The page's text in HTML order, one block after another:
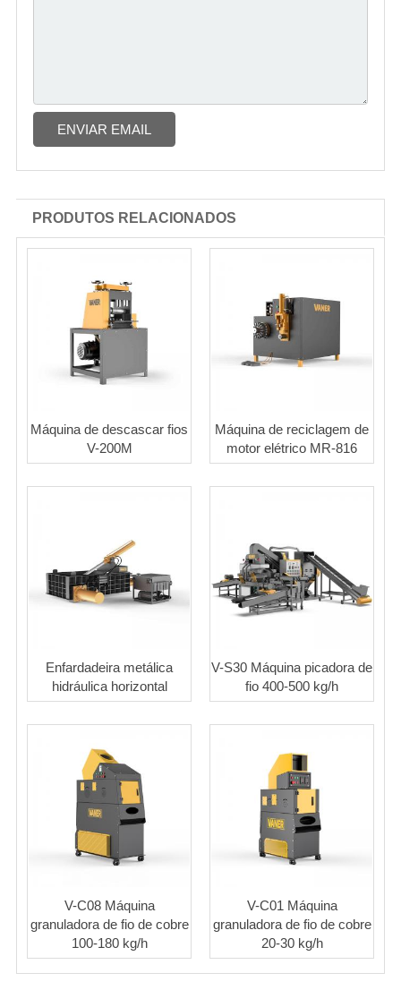
ENVIAR EMAIL
PRODUTOS RELACIONADOS
Máquina de descascar fios
V-200M
Máquina de reciclagem de
motor elétrico MR-816
Enfardadeira metálica
hidráulica horizontal
V-S30 Máquina picadora de
fio 400-500 kg/h
V-C08 Máquina
granuladora de fio de cobre
100-180 kg/h
V-C01 Máquina
granuladora de fio de cobre
20-30 kg/h